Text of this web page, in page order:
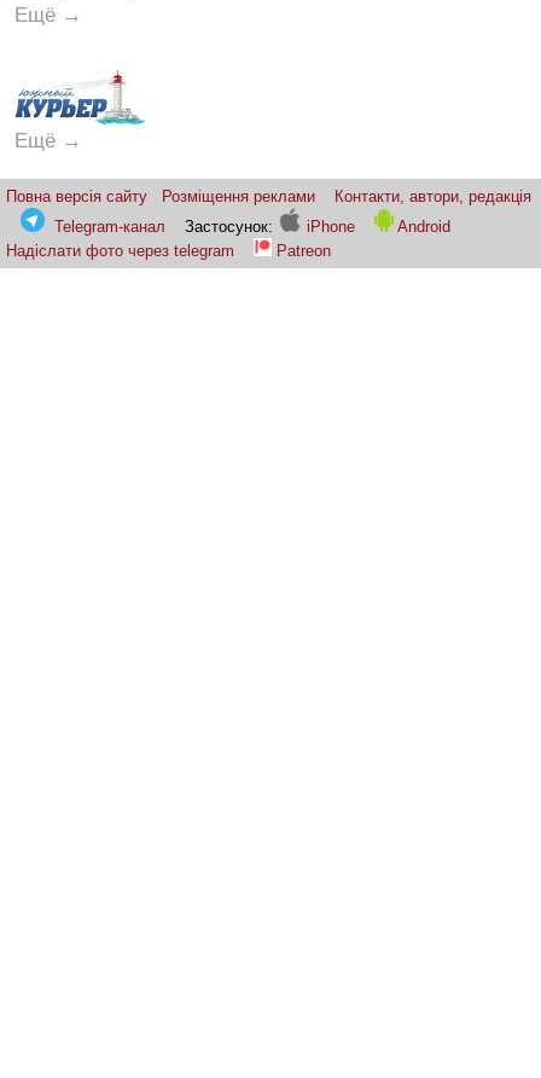
Ещё →
Ещё →
Повна версія сайту Розміщення реклами
Контакти, автори, редакція
Telegram-канал
Застосунок: iPhone
Android
Надіслати фото через telegram
Patreon